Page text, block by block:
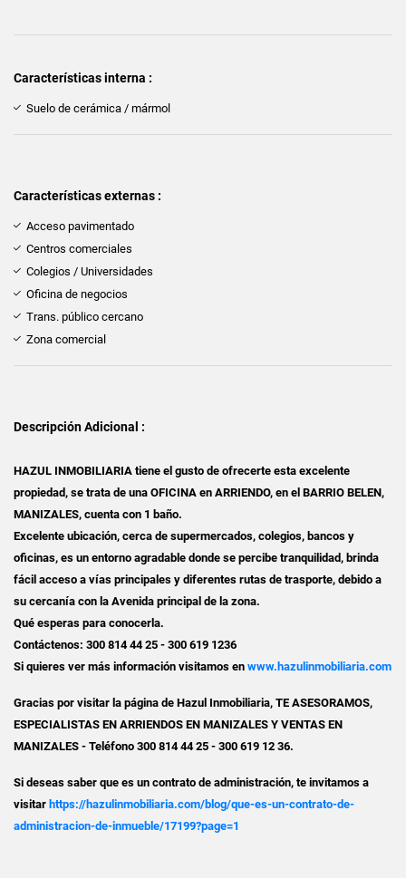
Características interna :
Suelo de cerámica / mármol
Características externas :
Acceso pavimentado
Centros comerciales
Colegios / Universidades
Oficina de negocios
Trans. público cercano
Zona comercial
Descripción Adicional :
HAZUL INMOBILIARIA tiene el gusto de ofrecerte esta excelente
propiedad, se trata de una OFICINA en ARRIENDO, en el BARRIO BELEN,
MANIZALES, cuenta con 1 baño.
Excelente ubicación, cerca de supermercados, colegios, bancos y
oficinas, es un entorno agradable donde se percibe tranquilidad, brinda
fácil acceso a vías principales y diferentes rutas de trasporte, debido a
su cercanía con la Avenida principal de la zona.
Qué esperas para conocerla.
Contáctenos: 300 814 44 25 - 300 619 1236
Si quieres ver más información visitamos en www.hazulinmobiliaria.com
Gracias por visitar la página de Hazul Inmobiliaria, TE ASESORAMOS,
ESPECIALISTAS EN ARRIENDOS EN MANIZALES Y VENTAS EN
MANIZALES - Teléfono 300 814 44 25 - 300 619 12 36.
Si deseas saber que es un contrato de administración, te invitamos a
visitar https://hazulinmobiliaria.com/blog/que-es-un-contrato-de-
administracion-de-inmueble/17199?page=1